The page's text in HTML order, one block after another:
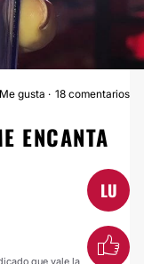
ABDOMINOPLASTIA
Me gusta 18 comentarios
ENCANTA
LU
que vale la